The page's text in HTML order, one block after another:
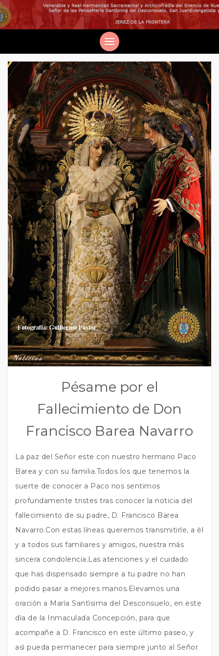
Noticias
Pésame por el
Fallecimiento de Don
Francisco Barea Navarro
La paz del Señor este con nuestro hermano Paco
Barea y con su familia.Todos los que tenemos la
suerte de conocer a Paco nos sentimos
profundamente tristes tras conocer la noticia del
fallecimiento de su padre, D. Francisco Barea
Navarro.Con estas líneas queremos transmitirle, a èl
y a todos sus familiares y amigos, nuestra más
sincera condolencia.Las atenciones y el cuidado
que has dispensado siempre a tu padre no han
podido pasar a mejores manos.Elevamos una
oración a Marìa Santìsima del Desconsuelo, en este
dìa de la Inmaculada Concepción, para que
acompañe a D. Francisco en este último paseo, y
asì pueda permanecer para siempre junto al Señor